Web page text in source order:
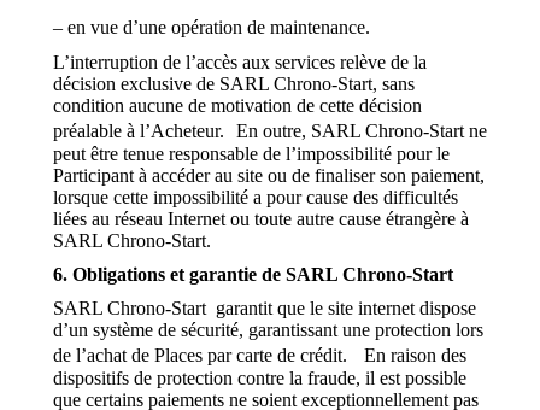
– en vue d’une opération de maintenance.
L’interruption de l’accès aux services relève de la
décision exclusive de SARL Chrono-Start, sans
condition aucune de motivation de cette décision
préalable à l’Acheteur. En outre, SARL Chrono-Start ne
peut être tenue responsable de l’impossibilité pour le
Participant à accéder au site ou de finaliser son paiement,
lorsque cette impossibilité a pour cause des difficultés
liées au réseau Internet ou toute autre cause étrangère à
SARL Chrono-Start.
6. Obligations et garantie de SARL Chrono-Start
SARL Chrono-Start garantit que le site internet dispose
d’un système de sécurité, garantissant une protection lors
de l’achat de Places par carte de crédit. En raison des
dispositifs de protection contre la fraude, il est possible
que certains paiements ne soient exceptionnellement pas